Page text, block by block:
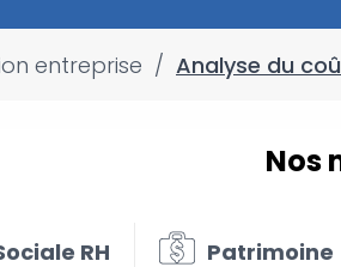
entreprise / Analyse du
Nos
RH Patrimoine